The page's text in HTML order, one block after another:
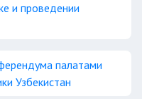
и проведении
палатами
Узбекистан